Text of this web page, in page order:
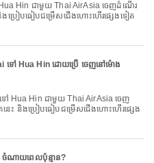
ប្រៀបធៀបជម្រើសជើងហោះហើរផ្សេងទៀត
ទៅ Hua Hin ដោយប្រើ ចេញនៅម៉ោង
េះ និងប្រៀបធៀបជម្រើសជើងហោះហើរផ្សេង
ចំណាយពេលប៉ុន្មាន?